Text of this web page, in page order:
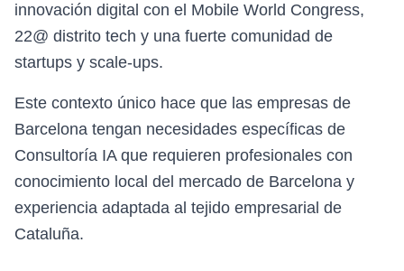
innovación digital con el Mobile World Congress,
22@ distrito tech y una fuerte comunidad de
startups y scale-ups.
Este contexto único hace que las empresas de
Barcelona tengan necesidades específicas de
Consultoría IA que requieren profesionales con
conocimiento local del mercado de Barcelona y
experiencia adaptada al tejido empresarial de
Cataluña.